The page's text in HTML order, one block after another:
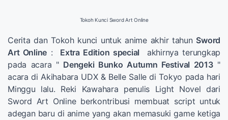
Tokoh Kunci Sword Art Online
Cerita dan Tokoh kunci untuk anime akhir tahun Sword
Art Online : Extra Edition special akhirnya terungkap
pada acara " Dengeki Bunko Autumn Festival 2013"
acara di Akihabara UDX & Belle Salle di Tokyo pada hari
Minggu lalu. Reki Kawahara penulis Light Novel dari
Sword Art Online berkontribusi membuat script untuk
adegan baru di anime yang akan memasuki game ketiga